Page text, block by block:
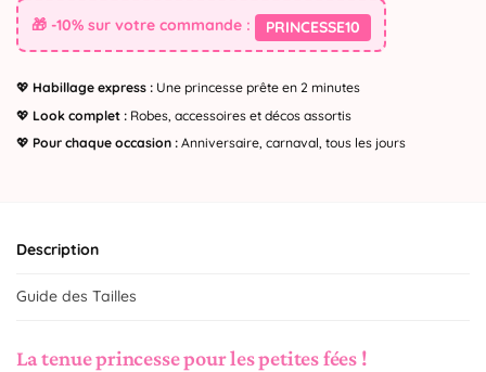
🎁 -10% sur votre commande : PRINCESSE10
💖 Habillage express : Une princesse prête en 2 minutes
💖 Look complet : Robes, accessoires et décos assortis
💖 Pour chaque occasion : Anniversaire, carnaval, tous les jours
Description
Guide des Tailles
La tenue princesse pour les petites fées !